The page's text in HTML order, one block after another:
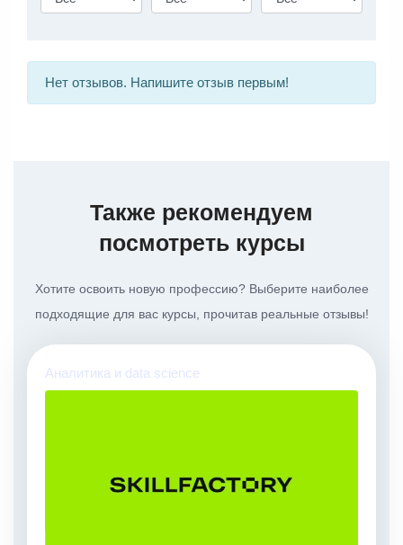
Нет отзывов. Напишите отзыв первым!
Также рекомендуем
посмотреть курсы
Хотите освоить новую профессию? Выберите наиболее
подходящие для вас курсы, прочитав реальные отзывы!
Аналитика и data science